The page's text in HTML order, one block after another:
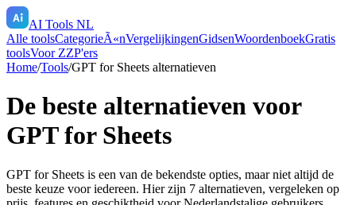
AI Tools NL
Alle toolsCategorieÃ«nVergelijkingenGidsenWoordenboekGratis
toolsVoor ZZP'ers
Home/Tools/GPT for Sheets alternatieven
De beste alternatieven voor
GPT for Sheets
GPT for Sheets is een van de bekendste opties, maar niet altijd de
beste keuze voor iedereen. Hier zijn 7 alternatieven, vergeleken op